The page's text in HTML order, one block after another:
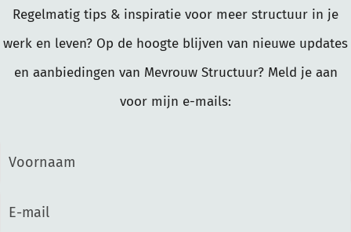
Regelmatig tips & inspiratie voor meer structuur in je
werk en leven? Op de hoogte blijven van nieuwe updates
en aanbiedingen van Mevrouw Structuur? Meld je aan
voor mijn e-mails: